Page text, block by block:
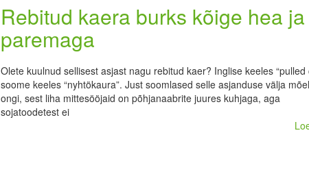
Rebitud kaera burks kõige hea ja
paremaga
Olete kuulnud sellisest asjast nagu rebitud kaer? Inglise keeles “pulled
soome keeles “nyhtökaura”. Just soomlased selle asjanduse välja
ongi, sest liha mittesööjaid on põhjanaabrite juures kuhjaga, aga
sojatoodetest ei